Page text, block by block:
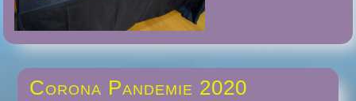
Corona Pandemie 2020